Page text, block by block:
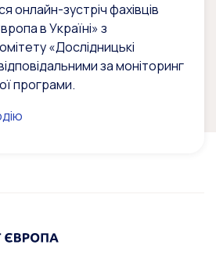
онлайн-зустріч фахівців
в Україні» з
«Дослідницькі
за моніторинг
програми.